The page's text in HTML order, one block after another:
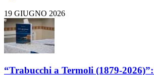
19 GIUGNO 2026
“Trabucchi a Termoli (1879-